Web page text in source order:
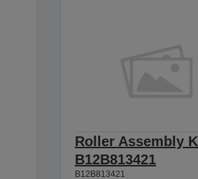
Roller Assembly
B12B813421
B12B813421